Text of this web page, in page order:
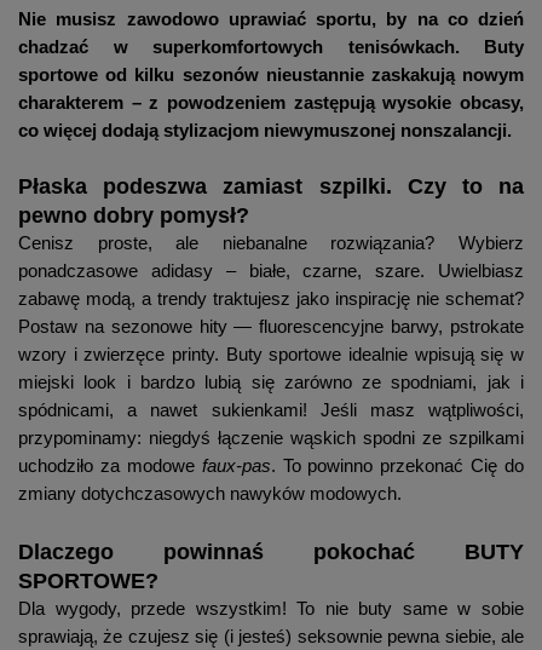
Nie musisz zawodowo uprawiać sportu, by na co dzień
chadzać w superkomfortowych tenisówkach. Buty
sportowe od kilku sezonów nieustannie zaskakują nowym
charakterem – z powodzeniem zastępują wysokie obcasy,
co więcej dodają stylizacjom niewymuszonej nonszalancji.
Płaska podeszwa zamiast szpilki. Czy to na
pewno dobry pomysł?
Cenisz proste, ale niebanalne rozwiązania? Wybierz
ponadczasowe adidasy – białe, czarne, szare. Uwielbiasz
zabawę modą, a trendy traktujesz jako inspirację nie schemat?
Postaw na sezonowe hity — fluorescencyjne barwy, pstrokate
wzory i zwierzęce printy. Buty sportowe idealnie wpisują się w
miejski look i bardzo lubią się zarówno ze spodniami, jak i
spódnicami, a nawet sukienkami! Jeśli masz wątpliwości,
przypominamy: niegdyś łączenie wąskich spodni ze szpilkami
uchodziło za modowe faux-pas. To powinno przekonać Cię do
zmiany dotychczasowych nawyków modowych.
Dlaczego powinnaś pokochać BUTY
SPORTOWE?
Dla wygody, przede wszystkim! To nie buty same w sobie
sprawiają, że czujesz się (i jesteś) seksownie pewna siebie, ale